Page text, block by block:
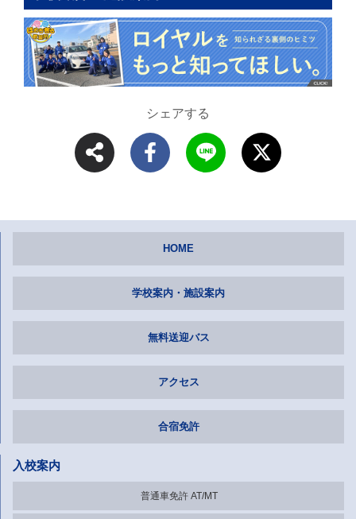
シェアする
HOME
学校案内・施設案内
無料送迎バス
アクセス
合宿免許
入校案内
普通車免許 AT/MT